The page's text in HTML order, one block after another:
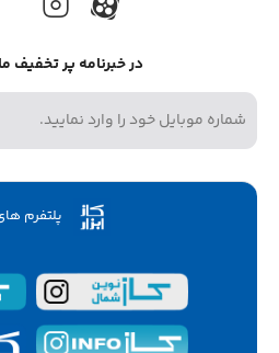
در خبرنامه پر تخفیف
پلتفرم